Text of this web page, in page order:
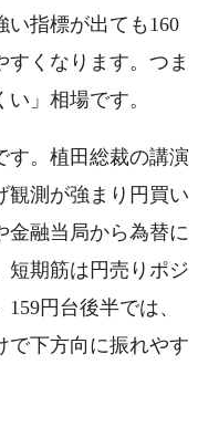
い指標が出ても160
すくなります。つま
」相場です。
す。植田総裁の講演
観測が強まり円買い
金融当局から為替に
短期筋は円売りポジ
円台後半では、
で下方向に振れやす